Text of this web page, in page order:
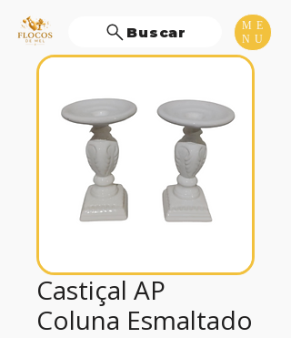
ME
NU
Buscar
Castiçal AP
Coluna Esmaltado